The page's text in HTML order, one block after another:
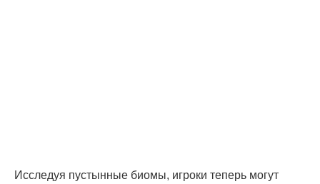
Исследуя пустынные биомы, игроки теперь могут